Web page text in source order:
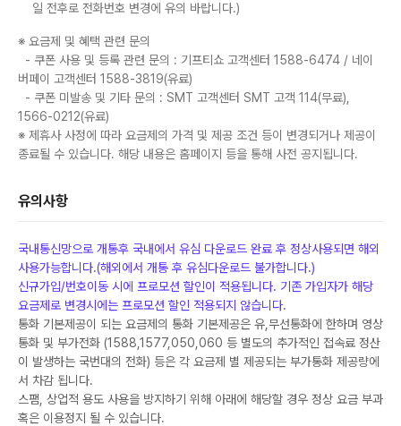
일 전후로 전화번호 변경에 유의 바랍니다.)
※ 요금제 및 혜택 관련 문의
- 쿠폰 사용 및 등록 관련 문의 : 기프티쇼 고객센터 1588-6474 / 네이
버페이 고객센터 1588-3819(유료)
- 쿠폰 미발송 및 기타 문의 : SMT 고객센터 SMT 고객 114(무료),
1566-0212(유료)
※ 제휴사 사정에 따라 요금제의 가격 및 제공 조건 등이 변경되거나 제공이
종료될 수 있습니다. 해당 내용은 홈페이지 등을 통해 사전 공지됩니다.
유의사항
국내통신망으로 개통후 국내에서 유심 다운로드 완료 후 정상사용되면 해외
사용가능합니다.(해외에서 개통 후 유심다운로드 불가합니다.)
신규가입/번호이동 시에 프로모션 할인이 적용됩니다. 기존 가입자가 해당
요금제로 변경시에는 프로모션 할인 적용되지 않습니다.
통화 기본제공이 되는 요금제의 통화 기본제공은 유,무선통화에 한하며 영상
통화 및 부가전화 (1588,1577,050,060 등 별도의 추가적인 접속료 정산
이 발생하는 국번대의 전화) 등은 각 요금제 별 제공되는 부가통화 제공량에
서 차감 됩니다.
스팸, 상업적 용도 사용을 방지하기 위해 아래에 해당할 경우 정상 요금 부과
혹은 이용정지 될 수 있습니다.